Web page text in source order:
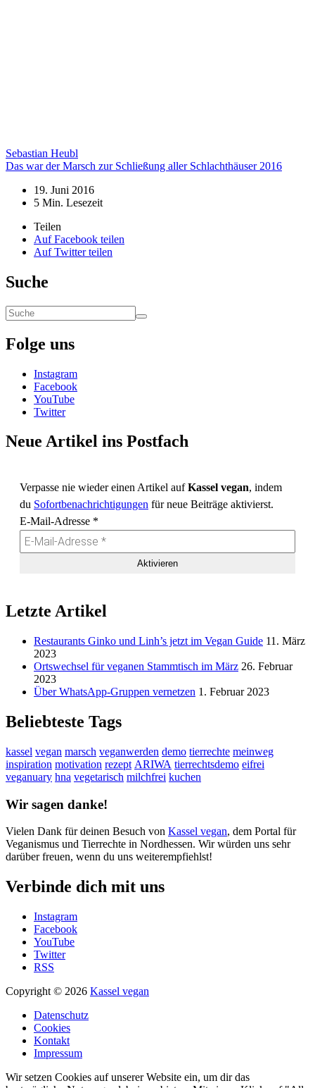
Sebastian Heubl
Das war der Marsch zur Schließung aller Schlachthäuser 2016
19. Juni 2016
5 Min. Lesezeit
Teilen
Auf Facebook teilen
Auf Twitter teilen
Suche
Folge uns
Instagram
Facebook
YouTube
Twitter
Neue Artikel ins Postfach
Verpasse nie wieder einen Artikel aufKassel vegan, indem
du Sofortbenachrichtigungen für neue Beiträge aktivierst.
E-Mail-Adresse *
Letzte Artikel
Restaurants Ginko und Linh’s jetzt im Vegan Guide 11. März
2023
Ortswechsel für veganen Stammtisch im März 26. Februar
2023
Über WhatsApp-Gruppen vernetzen 1. Februar 2023
Beliebteste Tags
kassel vegan marsch veganwerden demo tierrechte meinweg
inspiration motivation rezept ARIWA tierrechtsdemo eifrei
veganuary hna vegetarisch milchfrei kuchen
Wir sagen danke!
Vielen Dank für deinen Besuch von Kassel vegan, dem Portal für
Veganismus und Tierrechte in Nordhessen. Wir würden uns sehr
darüber freuen, wenn du uns weiterempfiehlst!
Verbinde dich mit uns
Instagram
Facebook
YouTube
Twitter
RSS
Copyright © 2026 Kassel vegan
Datenschutz
Cookies
Kontakt
Impressum
Wir setzen Cookies auf unserer Website ein, um dir das